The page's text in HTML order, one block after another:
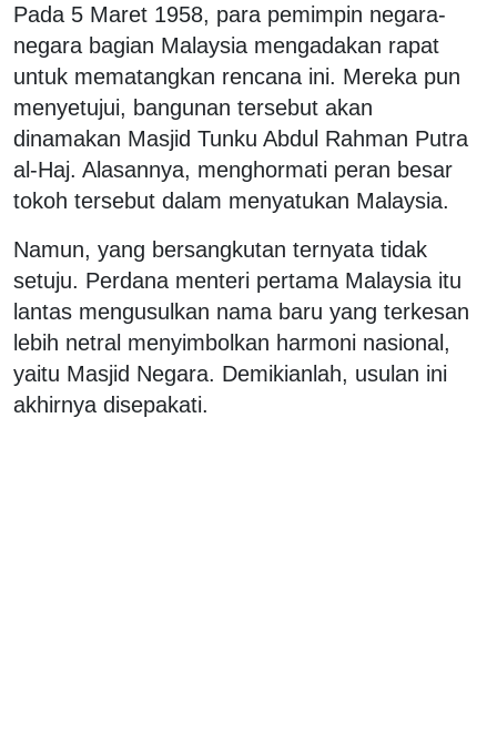
Pada 5 Maret 1958, para pemimpin negara-
negara bagian Malaysia mengadakan rapat
untuk mematangkan rencana ini. Mereka pun
menyetujui, bangunan tersebut akan
dinamakan Masjid Tunku Abdul Rahman Putra
al-Haj. Alasannya, menghormati peran besar
tokoh tersebut dalam menyatukan Malaysia.
Namun, yang bersangkutan ternyata tidak
setuju. Perdana menteri pertama Malaysia itu
lantas mengusulkan nama baru yang terkesan
lebih netral menyimbolkan harmoni nasional,
yaitu Masjid Negara. Demikianlah, usulan ini
akhirnya disepakati.